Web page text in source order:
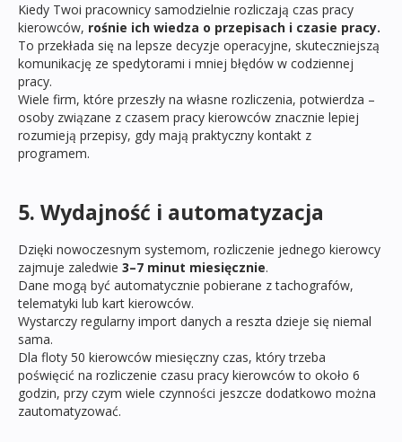
Kiedy Twoi pracownicy samodzielnie rozliczają czas pracy
kierowców, rośnie ich wiedza o przepisach i czasie pracy.
To przekłada się na lepsze decyzje operacyjne, skuteczniejszą
komunikację ze spedytorami i mniej błędów w codziennej
pracy.
Wiele firm, które przeszły na własne rozliczenia, potwierdza –
osoby związane z czasem pracy kierowców znacznie lepiej
rozumieją przepisy, gdy mają praktyczny kontakt z
programem.
5. Wydajność i automatyzacja
Dzięki nowoczesnym systemom, rozliczenie jednego kierowcy
zajmuje zaledwie 3–7 minut miesięcznie.
Dane mogą być automatycznie pobierane z tachografów,
telematyki lub kart kierowców.
Wystarczy regularny import danych a reszta dzieje się niemal
sama.
Dla floty 50 kierowców miesięczny czas, który trzeba
poświęcić na rozliczenie czasu pracy kierowców to około 6
godzin, przy czym wiele czynności jeszcze dodatkowo można
zautomatyzować.